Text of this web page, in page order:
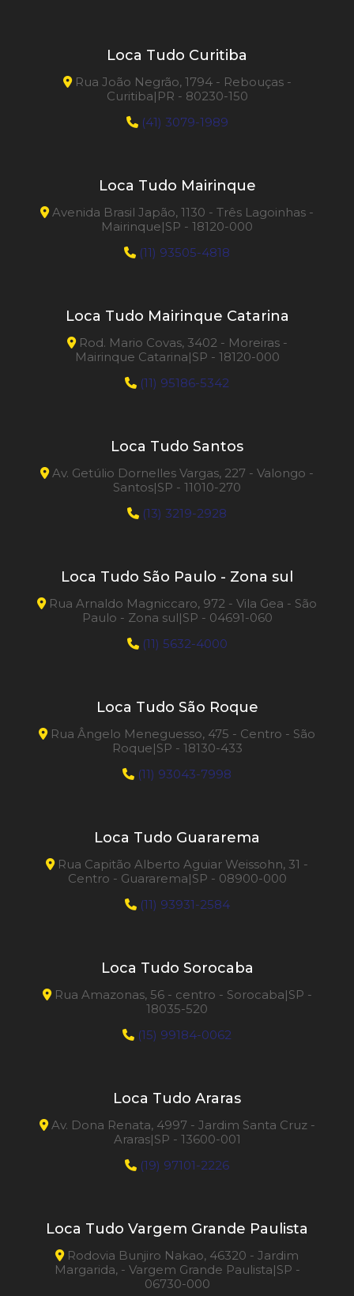
Loca Tudo Curitiba
Rua João Negrão, 1794 - Rebouças -
Curitiba|PR - 80230-150
(41) 3079-1989
Loca Tudo Mairinque
Avenida Brasil Japão, 1130 - Três Lagoinhas -
Mairinque|SP - 18120-000
(11) 93505-4818
Loca Tudo Mairinque Catarina
Rod. Mario Covas, 3402 - Moreiras -
Mairinque Catarina|SP - 18120-000
(11) 95186-5342
Loca Tudo Santos
Av. Getúlio Dornelles Vargas, 227 - Valongo -
Santos|SP - 11010-270
(13) 3219-2928
Loca Tudo São Paulo - Zona sul
Rua Arnaldo Magniccaro, 972 - Vila Gea - São
Paulo - Zona sul|SP - 04691-060
(11) 5632-4000
Loca Tudo São Roque
Rua Ângelo Meneguesso, 475 - Centro - São
Roque|SP - 18130-433
(11) 93043-7998
Loca Tudo Guararema
Rua Capitão Alberto Aguiar Weissohn, 31 -
Centro - Guararema|SP - 08900-000
(11) 93931-2584
Loca Tudo Sorocaba
Rua Amazonas, 56 - centro - Sorocaba|SP -
18035-520
(15) 99184-0062
Loca Tudo Araras
Av. Dona Renata, 4997 - Jardim Santa Cruz -
Araras|SP - 13600-001
(19) 97101-2226
Loca Tudo Vargem Grande Paulista
Rodovia Bunjiro Nakao, 46320 - Jardim
Margarida, - Vargem Grande Paulista|SP -
06730-000